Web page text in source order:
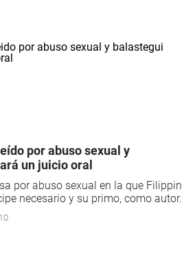
por abuso sexual y
un juicio oral
por abuso sexual en la que Filippin
necesario y su primo, como autor.